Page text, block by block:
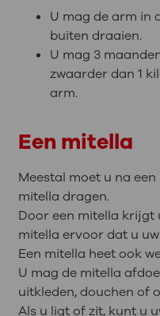
U mag de arm in
buiten draaien.
U mag 3
zwaarder dan 1
arm.
Een mitella
Meestal moet u na
mitella dragen.
Door een mitella krijgt
mitella ervoor dat u
Een mitella heet ook
U mag de mitella
uitkleden, douchen of
Als u ligt of zit, kunt u